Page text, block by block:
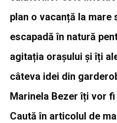
plan o vacanță la mare
escapadă în natură
agitația orașului și îți
câteva idei din
Marinela Bezer îți vor
Caută în articolul de